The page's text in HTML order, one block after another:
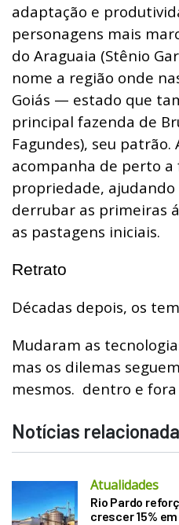
adaptação e
personagens mais
do Araguaia (Stênio
nome a região onde
Goiás — estado que
principal fazenda de
Fagundes), seu
acompanha de perto a
propriedade, ajudando
derrubar as primeiras
as pastagens iniciais.
Retrato
Décadas depois, os
Mudaram as
mas os dilemas
mesmos. dentro e
Notícias
Atualidades
Rio Pardo
crescer 15%